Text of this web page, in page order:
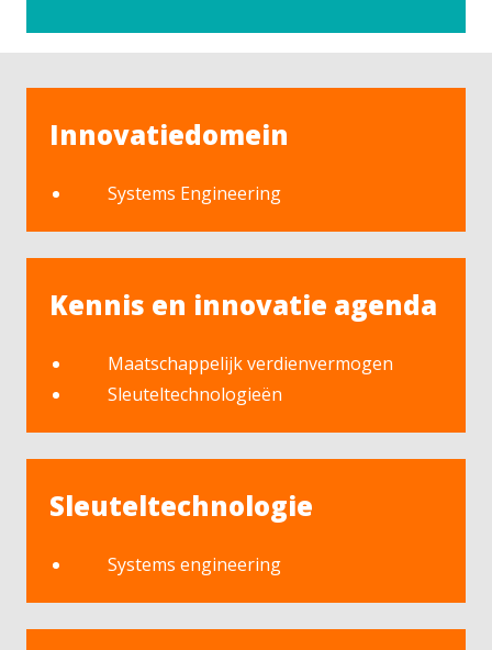
Innovatiedomein
Systems Engineering
Kennis en innovatie agenda
Maatschappelijk verdienvermogen
Sleuteltechnologieën
Sleuteltechnologie
Systems engineering